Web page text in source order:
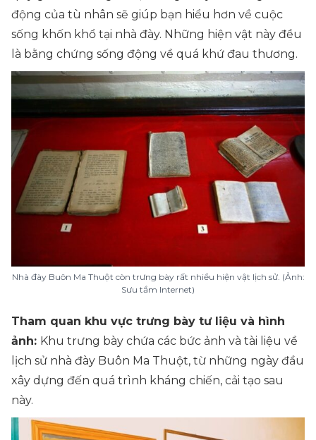
động của tù nhân sẽ giúp bạn hiểu hơn về cuộc
sống khốn khổ tại nhà đày. Những hiện vật này đều
là bằng chứng sống động về quá khứ đau thương.
Nhà đày Buôn Ma Thuột còn trưng bày rất nhiều hiện vật lịch sử. (Ảnh:
Sưu tầm Internet)
Tham quan khu vực trưng bày tư liệu và hình
ảnh: Khu trưng bày chứa các bức ảnh và tài liệu về
lịch sử nhà đày Buôn Ma Thuột, từ những ngày đầu
xây dựng đến quá trình kháng chiến, cải tạo sau
này.